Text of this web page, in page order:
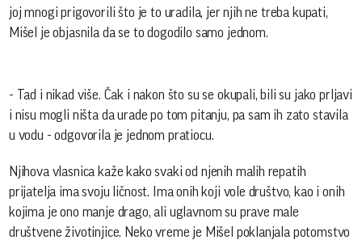
joj mnogi prigovorili što je to uradila, jer njih ne treba kupati,
Mišel je objasnila da se to dogodilo samo jednom.
- Tad i nikad više. Čak i nakon što su se okupali, bili su jako prljavi
i nisu mogli ništa da urade po tom pitanju, pa sam ih zato stavila
u vodu - odgovorila je jednom pratiocu.
Njihova vlasnica kaže kako svaki od njenih malih repatih
prijatelja ima svoju ličnost. Ima onih koji vole društvo, kao i onih
kojima je ono manje drago, ali uglavnom su prave male
društvene životinjice. Neko vreme je Mišel poklanjala potomstvo